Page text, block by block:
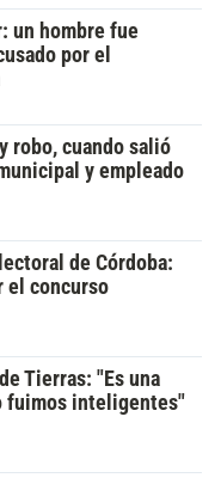
un hombre fue
por el
robo, cuando salió
y empleado
de Córdoba:
el concurso
Tierras: "Es una
fuimos inteligentes"